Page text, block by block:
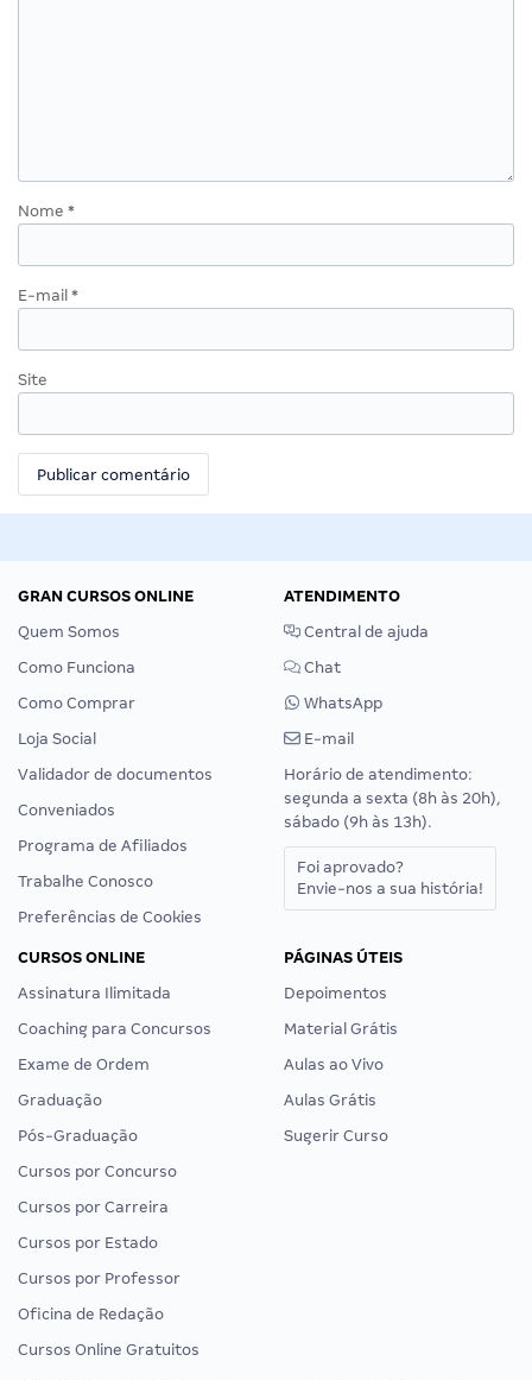
Nome *
E-mail *
Site
GRAN CURSOS ONLINE
Quem Somos
Como Funciona
Como Comprar
Loja Social
Validador de documentos
Conveniados
Programa de Afiliados
Trabalhe Conosco
Preferências de Cookies
ATENDIMENTO
Central de ajuda
Chat
WhatsApp
E-mail
Horário de atendimento:
segunda a sexta (8h às 20h),
sábado (9h às 13h).
Foi aprovado?
Envie-nos a sua história!
CURSOS ONLINE
Assinatura Ilimitada
Coaching para Concursos
Exame de Ordem
Graduação
Pós-Graduação
Cursos por Concurso
Cursos por Carreira
Cursos por Estado
Cursos por Professor
Oficina de Redação
Cursos Online Gratuitos
PÁGINAS ÚTEIS
Depoimentos
Material Grátis
Aulas ao Vivo
Aulas Grátis
Sugerir Curso